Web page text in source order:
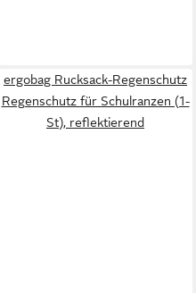
ergobag Rucksack-Regenschutz
Regenschutz für Schulranzen (1-
St), reflektierend